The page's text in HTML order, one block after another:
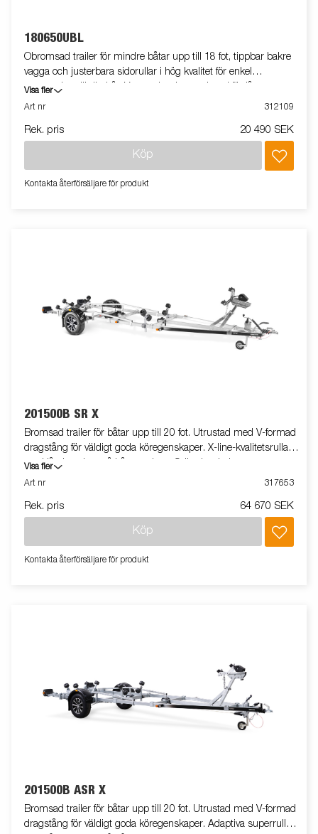
180650UBL
Obromsad trailer för mindre båtar upp till 18 fot, tippbar bakre
vagga och justerbara sidorullar i hög kvalitet för enkel
anpassning till din båt. Varmgalvaniserat chassi för lång
hållbarhet. Elen är helt skyddad i båttrailerns chassi. Vattentäta
avtagbar ljusramp med quick-release-fästen för smidig av- och
Visa fler
Art nr
312109
Rek. pris 20 490 SEK
Köp
Kontakta återförsäljare för produkt
201500B SR X
Bromsad trailer för båtar upp till 20 fot. Utrustad med V-formad
dragstång för väldigt goda köregenskaper. X-line-kvalitetsrullar
med låg inverkan på båtens skrov. Svängbar bakre
superrullsvagga och justerbara dubbla sidorullar för enkel
hållbarhet. Elen är helt skyddad i båttrailerns chassi. Vattentäta
som är enkelt att justera, vinschtornet är även utrustat med en
extra säkerhetsvajer för användning vid transport. Justerbar
teleskopisk belysningsenhet gör det lättare att använda
Visa fler
Art nr
317653
Rek. pris 64 670 SEK
Köp
Kontakta återförsäljare för produkt
201500B ASR X
Bromsad trailer för båtar upp till 20 fot. Utrustad med V-formad
dragstång för väldigt goda köregenskaper. Adaptiva superrullar